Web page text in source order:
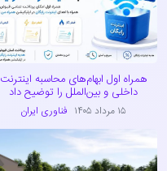
همراه اول ابهام‌های محاسبه اینترنت
داخلی و بین‌الملل را توضیح داد
۱۵ مرداد ۱۴۰۵ فناوری ایران